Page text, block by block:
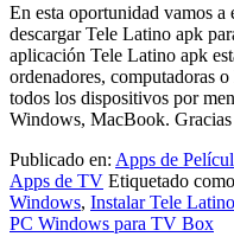
En esta oportunidad vamos
descargar Tele Latino apk
aplicación Tele Latino apk
ordenadores, computadoras
todos los dispositivos por
Windows, MacBook.
Publicado en: Apps de
Apps de TV Etiquetado
Windows, Instalar Tele
PC Windows para TV Box